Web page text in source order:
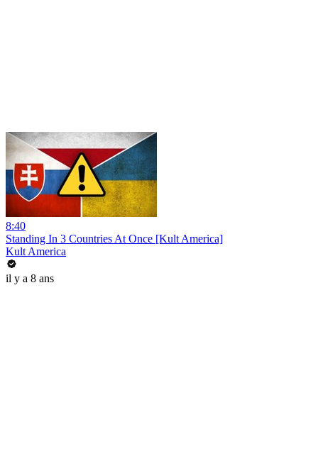
8:40
Standing In 3 Countries At Once [Kult America]
Kult America
il y a 8 ans